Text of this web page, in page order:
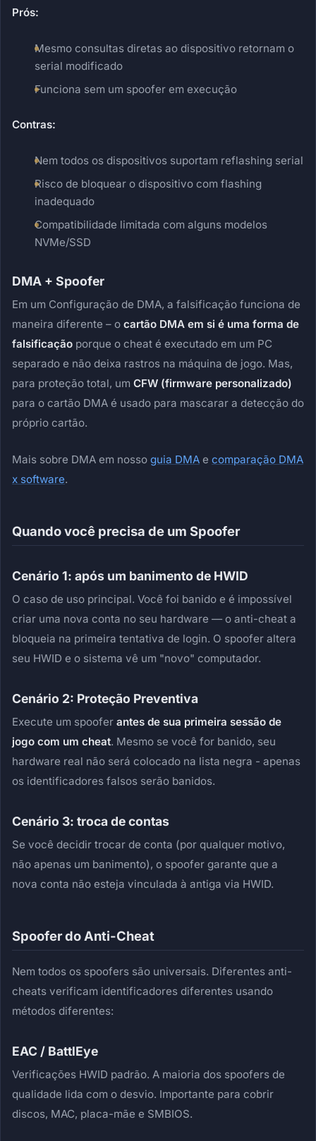
Prós:
Mesmo consultas diretas ao dispositivo retornam o
serial modificado
Funciona sem um spoofer em execução
Contras:
Nem todos os dispositivos suportam reflashing serial
Risco de bloquear o dispositivo com flashing
inadequado
Compatibilidade limitada com alguns modelos
NVMe/SSD
DMA + Spoofer
Em um Configuração de DMA, a falsificação funciona de
maneira diferente – o cartão DMA em si é uma forma de
falsificação porque o cheat é executado em um PC
separado e não deixa rastros na máquina de jogo. Mas,
para proteção total, um CFW (firmware personalizado)
para o cartão DMA é usado para mascarar a detecção do
próprio cartão.
Mais sobre DMA em nosso guia DMA e comparação DMA
x software.
Quando você precisa de um Spoofer
Cenário 1: após um banimento de HWID
O caso de uso principal. Você foi banido e é impossível
criar uma nova conta no seu hardware — o anti-cheat a
bloqueia na primeira tentativa de login. O spoofer altera
seu HWID e o sistema vê um "novo" computador.
Cenário 2: Proteção Preventiva
Execute um spoofer antes de sua primeira sessão de
jogo com um cheat. Mesmo se você for banido, seu
hardware real não será colocado na lista negra - apenas
os identificadores falsos serão banidos.
Cenário 3: troca de contas
Se você decidir trocar de conta (por qualquer motivo,
não apenas um banimento), o spoofer garante que a
nova conta não esteja vinculada à antiga via HWID.
Spoofer do Anti-Cheat
Nem todos os spoofers são universais. Diferentes anti-
cheats verificam identificadores diferentes usando
métodos diferentes:
EAC / BattlEye
Verificações HWID padrão. A maioria dos spoofers de
qualidade lida com o desvio. Importante para cobrir
discos, MAC, placa-mãe e SMBIOS.